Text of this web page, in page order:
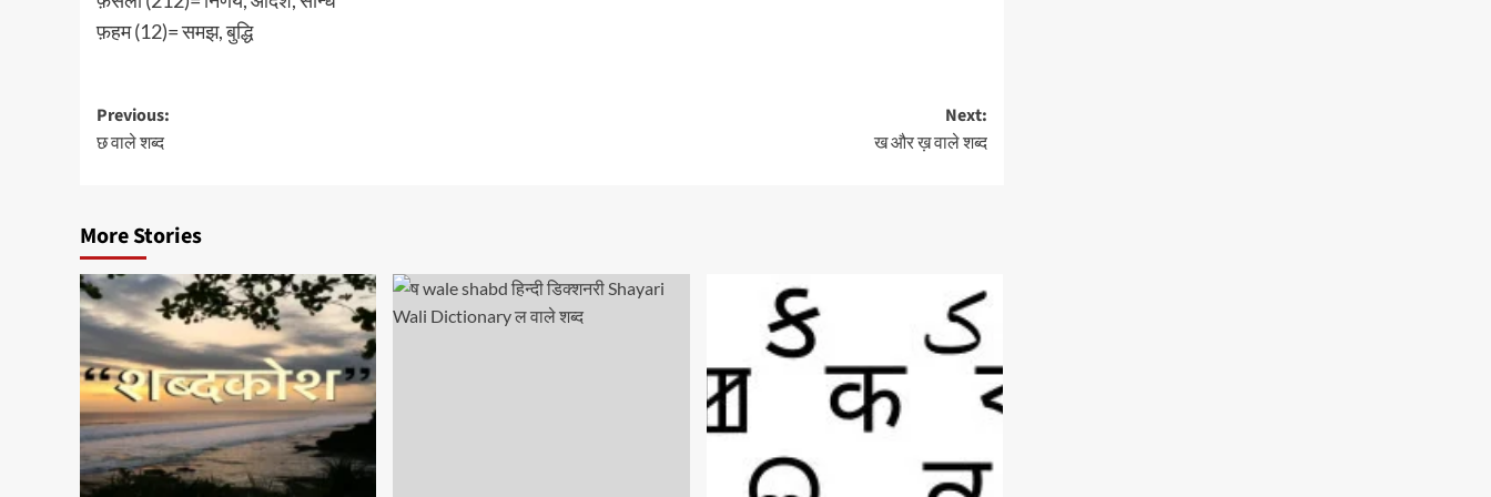
फ़हम (12)= समझ, बुद्धि
Post
navigation
Previous:
छ वाले शब्द
Next:
ख और ख़ वाले शब्द
More Stories